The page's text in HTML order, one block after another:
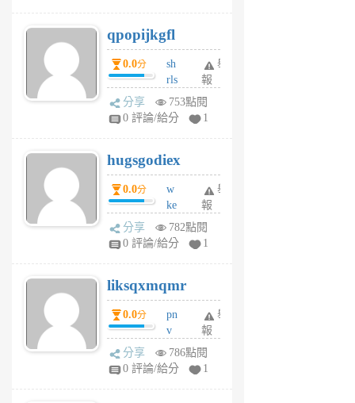
6
個
月
前
qpopijkgfl
0.0分
sh
rls
k
m
6
個
月
前
舉
報
分享
753點閱
0 評論/給分
1
hugsgodiex
0.0分
w
ke
rv
pj
6
個
月
前
舉
報
分享
782點閱
0 評論/給分
1
liksqxmqmr
0.0分
pn
v
wt
sv
舉
報
分享
786點閱
0 評論/給分
1